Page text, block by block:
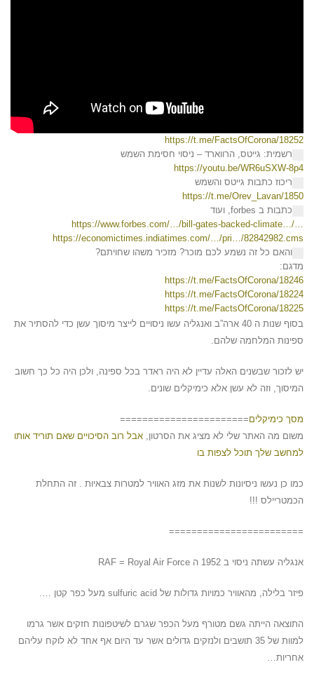
https://t.me/FactsOfCorona/18252
רשמית: גייטס, הרווארד – ניסוי חסימת השמש
https://youtu.be/WR6uSXW-8p4
ריכוז כתבות גייטס והשמש
https://t.me/Orev_Lavan/1850
כתבות ב forbes, ועוד
https://www.forbes.com/…/bill-gates-backed-climate…/…
https://economictimes.indiatimes.com/…/pri…/82842982.cms
והאם כל זה נשמע לכם מוכר? מזכיר משהו שחויתם?
מדגם:
https://t.me/FactsOfCorona/18246
https://t.me/FactsOfCorona/18224
https://t.me/FactsOfCorona/18225
בסוף שנות ה 40 ארה”ב ואנגליה עשו ניסויים לייצר מיסוך עשן כדי להסתיר את
ספינות המלחמה שלהם.
יש לזכור שבשנים האלה עדיין לא היה ראדר בכל ספינה, ולכן היה כל כך חשוב
המיסוך, וזה לא עשן אלא כימיקלים שונים.
מסך כימיקלים=======================
משום מה האתר שלי לא מציג את הסרטון, אבל רוב הסיכויים שאם תוריד אותו
למחשב שלך תוכל לצפות בו
כמו כן נעשו ניסיונות לשנות את מזג האוויר למטרות צבאיות . זה התחלת
הכמטריילס !!!
========================
אנגליה עשתה ניסוי ב 1952 ה RAF = Royal Air Force
פיזר בלילה, מהאוויר כמויות גדולות של sulfuric acid מעל כפר קטן ….
התוצאה הייתה גשם מטורף מעל הכפר שגרם לשיטפונות חזקים אשר גרמו
למוות של 35 תושבים ולנזקים גדולים אשר עד היום אף אחד לא לוקח עליהם
אחריות…